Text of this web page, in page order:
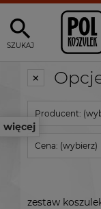
SZUKAJ
więcej
Producent:
Cena: (wybierz)
zestaw